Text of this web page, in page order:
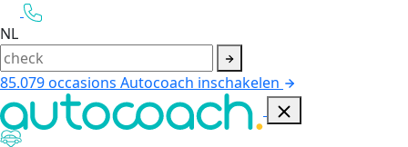
NL
85.079occasions Autocoach inschakelen